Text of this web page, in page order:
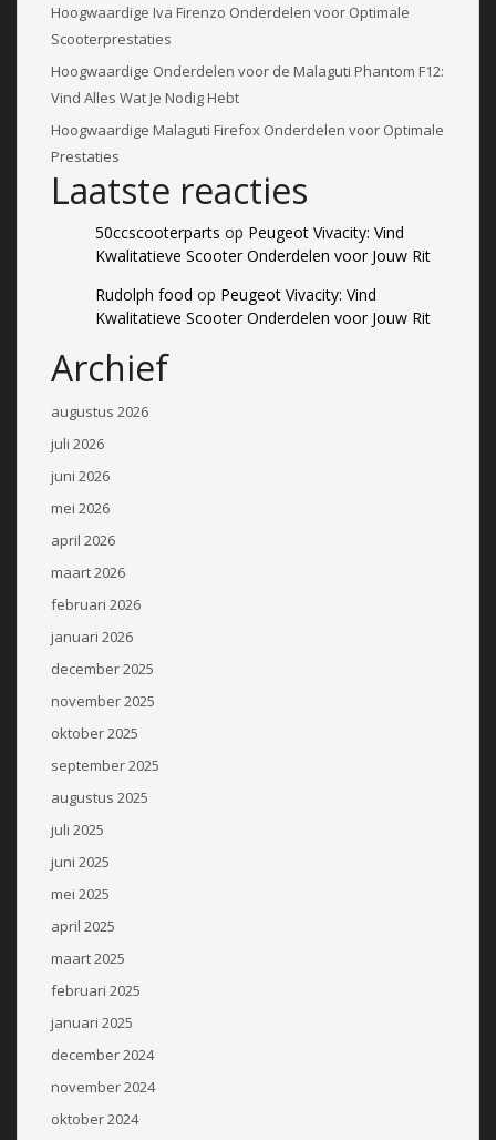
Hoogwaardige Iva Firenzo Onderdelen voor Optimale
Scooterprestaties
Hoogwaardige Onderdelen voor de Malaguti Phantom F12:
Vind Alles Wat Je Nodig Hebt
Hoogwaardige Malaguti Firefox Onderdelen voor Optimale
Prestaties
Laatste reacties
50ccscooterparts op Peugeot Vivacity: Vind
Kwalitatieve Scooter Onderdelen voor Jouw Rit
Rudolph food op Peugeot Vivacity: Vind
Kwalitatieve Scooter Onderdelen voor Jouw Rit
Archief
augustus 2026
juli 2026
juni 2026
mei 2026
april 2026
maart 2026
februari 2026
januari 2026
december 2025
november 2025
oktober 2025
september 2025
augustus 2025
juli 2025
juni 2025
mei 2025
april 2025
maart 2025
februari 2025
januari 2025
december 2024
november 2024
oktober 2024